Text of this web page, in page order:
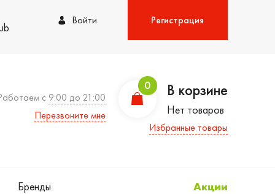
Войти Регистрация
с 9:00 до 21:00
Перезвоните мне
0 В корзине
Нет товаров
Избранные товары
Бренды Акции